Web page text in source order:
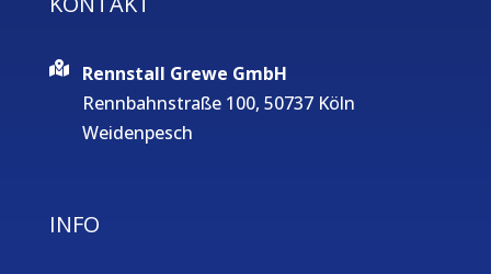
Rennstall Grewe GmbH
Rennbahnstraße 100, 50737 Köln
Weidenpesch
INFO